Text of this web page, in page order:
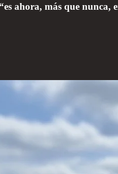
ahora, más que